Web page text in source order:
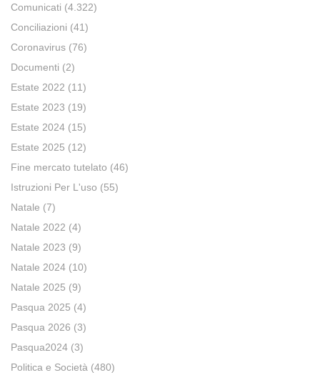
Comunicati (4.322)
Conciliazioni (41)
Coronavirus (76)
Documenti (2)
Estate 2022 (11)
Estate 2023 (19)
Estate 2024 (15)
Estate 2025 (12)
Fine mercato tutelato (46)
Istruzioni Per L'uso (55)
Natale (7)
Natale 2022 (4)
Natale 2023 (9)
Natale 2024 (10)
Natale 2025 (9)
Pasqua 2025 (4)
Pasqua 2026 (3)
Pasqua2024 (3)
Politica e Società (480)